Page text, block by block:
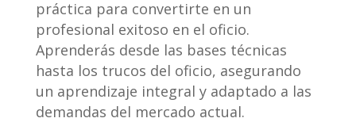
práctica para convertirte en un
profesional exitoso en el oficio.
Aprenderás desde las bases técnicas
hasta los trucos del oficio, asegurando
un aprendizaje integral y adaptado a las
demandas del mercado actual.